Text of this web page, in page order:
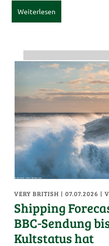
Weiterlesen
VERY BRITISH | 07.07.2026 |
Shipping
BBC-Sendung
Kultstatus hat